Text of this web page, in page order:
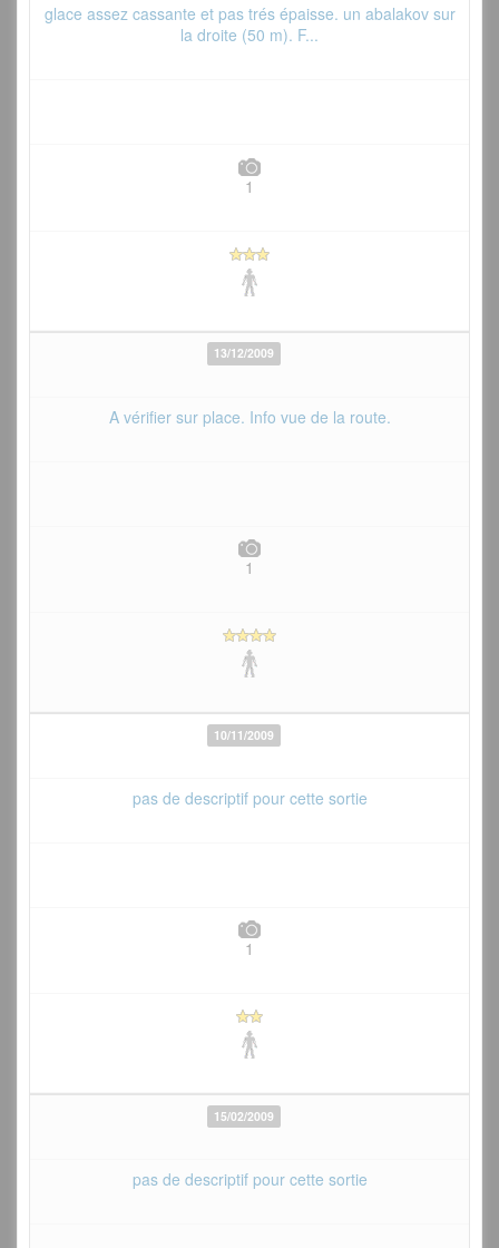
glace assez cassante et pas trés épaisse. un abalakov sur
la droite (50 m). F...
1
13/12/2009
A vérifier sur place. Info vue de la route.
1
10/11/2009
pas de descriptif pour cette sortie
1
15/02/2009
pas de descriptif pour cette sortie